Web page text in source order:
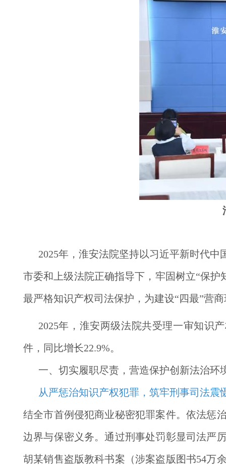
2025年，淮安法院坚持以习近平新时代
市委和上级法院正确指导下，牢固树立“保
最严格知识产权司法保护，为建设“四最”营
2025年，淮安两级法院共受理一审知识
件，同比增长22.9%。
一、切实履职尽责，营造保护创新法治环
从严惩治知识产权犯罪，筑牢刑事司法震
结全市首例侵犯商业秘密犯罪案件。依法惩
边界与保密义务。通过刑事处罚彰显司法严
胡某销售盗版教科书案（涉案盗版图书54万